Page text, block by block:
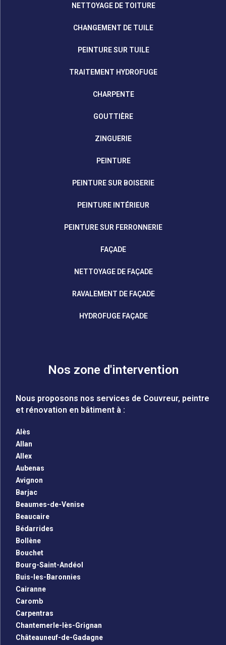
NETTOYAGE DE TOITURE
CHANGEMENT DE TUILE
PEINTURE SUR TUILE
TRAITEMENT HYDROFUGE
CHARPENTE
GOUTTIÈRE
ZINGUERIE
PEINTURE
PEINTURE SUR BOISERIE
PEINTURE INTÉRIEUR
PEINTURE SUR FERRONNERIE
FAÇADE
NETTOYAGE DE FAÇADE
RAVALEMENT DE FAÇADE
HYDROFUGE FAÇADE
Nos zone d'intervention
Nous proposons nos services de Couvreur, peintre
et rénovation en bâtiment à :
Alès
Allan
Allex
Aubenas
Avignon
Barjac
Beaumes-de-Venise
Beaucaire
Bédarrides
Bollène
Bouchet
Bourg-Saint-Andéol
Buis-les-Baronnies
Cairanne
Caromb
Carpentras
Chantemerle-lès-Grignan
Châteauneuf-de-Gadagne